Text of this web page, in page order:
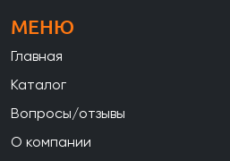
МЕНЮ
Главная
Каталог
Вопросы/отзывы
О компании